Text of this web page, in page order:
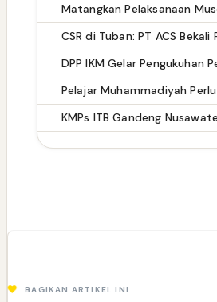
BAGIKAN ARTIKEL INI